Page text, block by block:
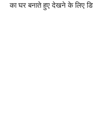
का घर बनाते हुए देखने के लिए